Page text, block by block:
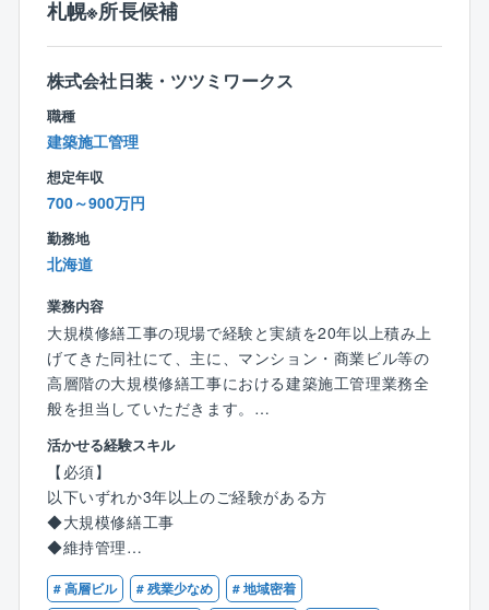
お客様の夢の一つ一つを大切にし、それぞれ希望を
叶える誠実な施工を実現できる技術者を育成していま
す。
特に実績のある分譲マンションの施工では、購入さ
れた方の個別の要望の一つ一つに、図面の変更から材
料の提案など臨機応変に対応しています。
札幌※所長候補
株式会社日装・ツツミワークス
職種
建築施工管理
想定年収
700～900万円
勤務地
北海道
業務内容
大規模修繕工事の現場で経験と実績を20年以上積み上
げてきた同社にて、主に、マンション・商業ビル等の
高層階の大規模修繕工事における建築施工管理業務全
般を担当していただきます。
勤務地は札幌となります。
具体的には、下記業務を想定しております。
【具体的には】
◆品質／工程管理
◆原価管理
◆安全管理
活かせる経験スキル
【必須】
以下いずれか3年以上のご経験がある方
◆大規模修繕工事
◆維持管理
◆営繕工事
◆改修工事施工管理経験があること
# 高層ビル # 残業少なめ
# 地域密着